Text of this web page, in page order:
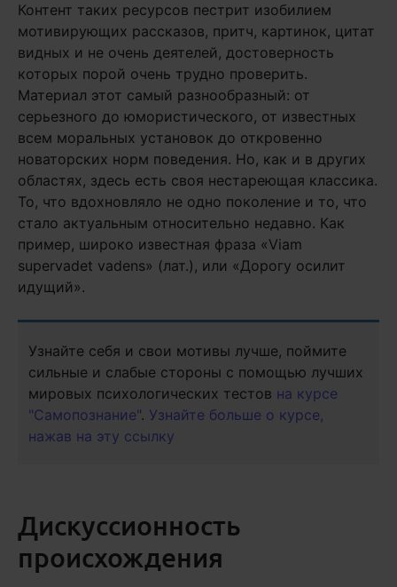
Контент таких ресурсов пестрит изобилием
мотивирующих рассказов, притч, картинок, цитат
видных и не очень деятелей, достоверность
которых порой очень трудно проверить.
Материал этот самый разнообразный: от
серьезного до юмористического, от известных
всем моральных установок до откровенно
новаторских норм поведения. Но, как и в других
областях, здесь есть своя нестареющая классика.
То, что вдохновляло не одно поколение и то, что
стало актуальным относительно недавно. Как
пример, широко известная фраза «Viam
supervadet vadens» (лат.), или «Дорогу осилит
идущий».
Узнайте себя и свои мотивы лучше, поймите
сильные и слабые стороны с помощью лучших
мировых психологических тестов на курсе
"Самопознание". Узнайте больше о курсе,
нажав на эту ссылку
Дискуссионность
происхождения